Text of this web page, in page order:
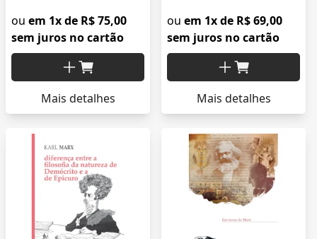
ou em 1x de R$ 75,00
sem juros no cartão
Mais detalhes
ou em 1x de R$ 69,00
sem juros no cartão
Mais detalhes